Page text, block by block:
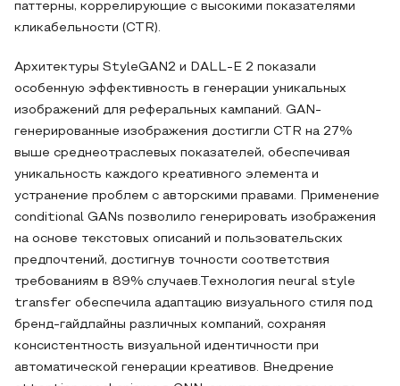
паттерны, коррелирующие с высокими показателями
кликабельности (CTR).
Архитектуры StyleGAN2 и DALL-E 2 показали
особенную эффективность в генерации уникальных
изображений для реферальных кампаний. GAN-
генерированные изображения достигли CTR на 27%
выше среднеотраслевых показателей, обеспечивая
уникальность каждого креативного элемента и
устранение проблем с авторскими правами. Применение
conditional GANs позволило генерировать изображения
на основе текстовых описаний и пользовательских
предпочтений, достигнув точности соответствия
требованиям в 89% случаев.Технология neural style
transfer обеспечила адаптацию визуального стиля под
бренд-гайдлайны различных компаний, сохраняя
консистентность визуальной идентичности при
автоматической генерации креативов. Внедрение